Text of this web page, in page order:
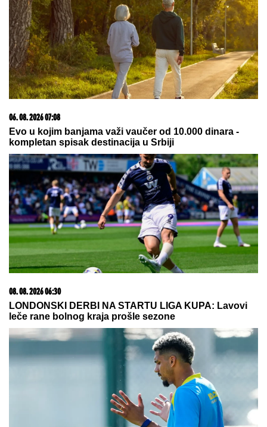
07. 08. 2026 09:47
Čiji hromozom određuje pol deteta? XX rađa se
Сазнања „Политике”: Црна Гора следећа у војном
савезу Загреба, Тиране и Приштине